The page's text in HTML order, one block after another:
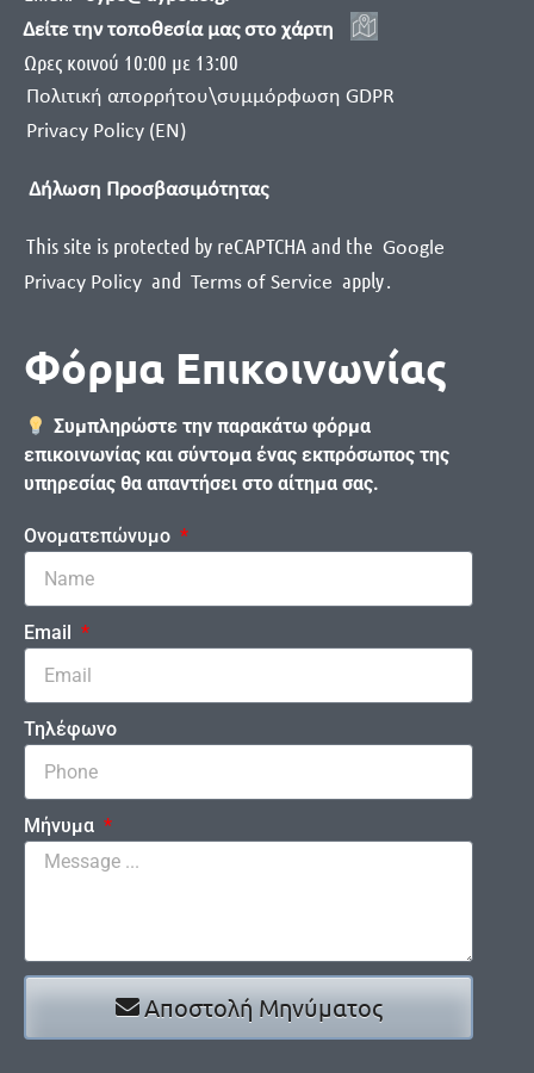
Δείτε την τοποθεσία μας στο χάρτη
Ωρες κοινού 10:00 με 13:00
Πολιτική απορρήτου\συμμόρφωση GDPR
Privacy Policy (EN)
Δήλωση Προσβασιμότητας
This site is protected by reCAPTCHA and the Google
Privacy Policy and Terms of Service apply.
Φόρμα Επικοινωνίας
Συμπληρώστε την παρακάτω φόρμα
επικοινωνίας και σύντομα ένας εκπρόσωπος της
υπηρεσίας θα απαντήσει στο αίτημα σας.
Ονοματεπώνυμο
Email
Τηλέφωνο
Μήνυμα
Αποστολή Μηνύματος